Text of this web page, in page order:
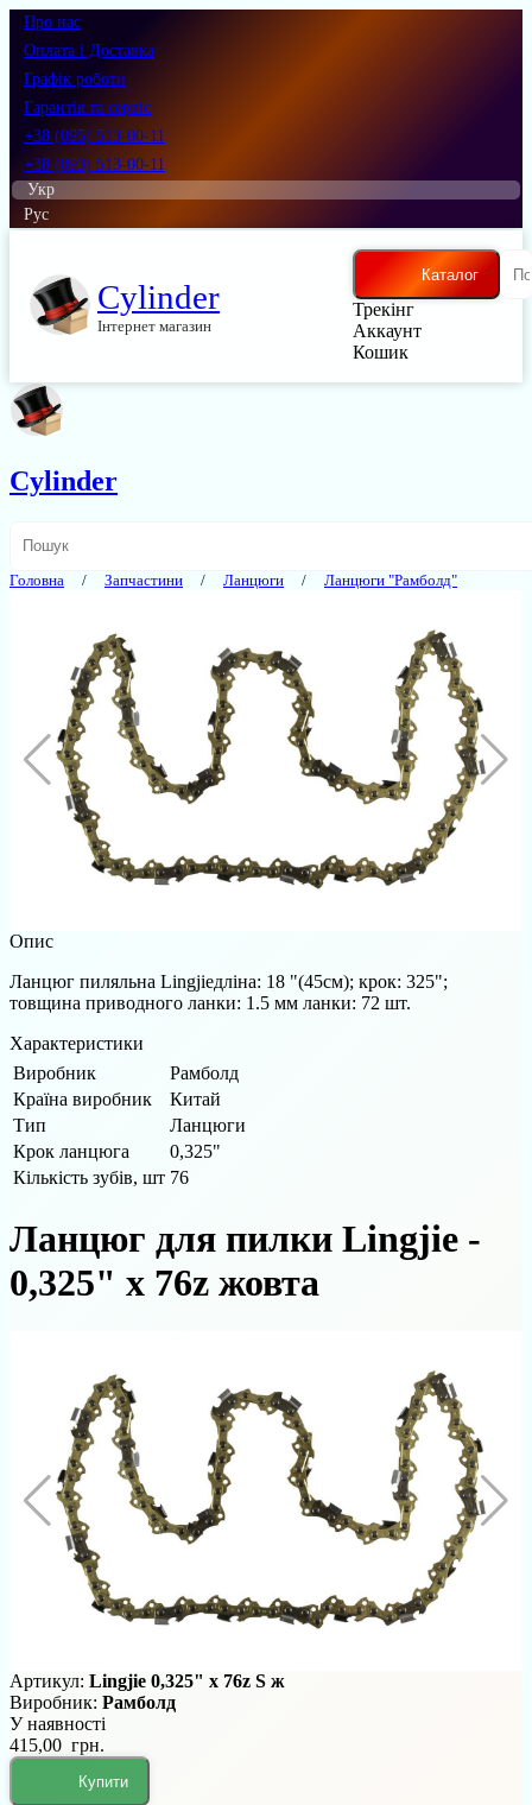
Про нас
Оплата і Доставка
Графік роботи
Гарантія та сервіс
+38 (095) 513-00-11
+38 (093) 513-00-11
Укр
Рус
Cylinder
Інтернет магазин
Каталог
Трекінг
Аккаунт
Кошик
Cylinder
Головна Запчастини Ланцюги Ланцюги "Рамболд"
Опис
Ланцюг пиляльна Lingjieдліна: 18 "(45см); крок: 325";
товщина приводного ланки: 1.5 мм ланки: 72 шт.
Характеристики
Виробник
Рамболд
Країна виробник
Китай
Тип
Ланцюги
Крок ланцюга
0,325"
Кількість зубів, шт 76
Ланцюг для пилки Lingjie -
0,325" x 76z жовта
Артикул: Lingjie 0,325" x 76z S ж
Виробник: Рамболд
У наявності
415,00 грн.
Купити